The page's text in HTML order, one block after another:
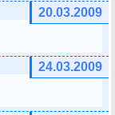
20.03.2009
24.03.2009